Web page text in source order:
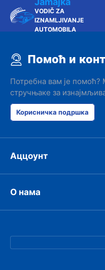
VODIČ ZA
IZNAMLJIVANJE
AUTOMOBILA
Помоћ и
Потребна вам је помоћ?
стручњаке за
Корисничка подршка
Аццоунт
О нама